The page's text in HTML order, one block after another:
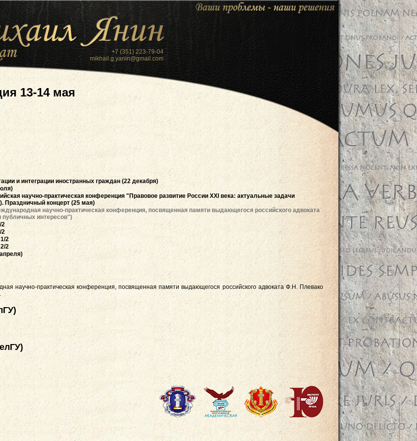
+7 (351) 223-79-04
mikhail.g.yanin@gmail.com
13-14 мая
и интеграции иностранных граждан (22 декабря)
научно-практическая конференция "Правовое развитие России ХХI века: актуальные задачи
Праздничный концерт (25 мая)
научно-практическая конференция, посвященная памяти выдающегося российского адвоката
интересов")
2
2
2
2
научно-практическая конференция, посвященная памяти выдающегося российского адвоката Ф.Н. Плевако